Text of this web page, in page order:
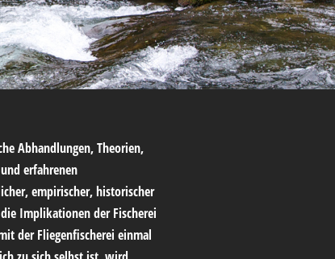
Abhandlungen, Theorien,
erfahrenen
empirischer, historischer
Implikationen der Fischerei
der Fliegenfischerei einmal